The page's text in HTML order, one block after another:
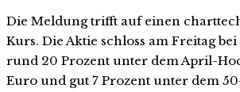
Die Meldung trifft auf einen
Kurs. Die Aktie schloss am Freitag
rund 20 Prozent unter dem April-
Euro und gut 7 Prozent unter dem